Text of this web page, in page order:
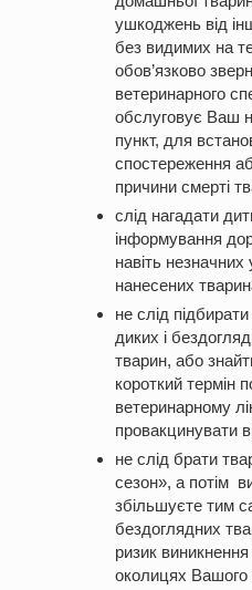
ушкоджень від
без видимих на
обов’язково
ветеринарного
обслуговує Ваш
пункт, для
спостереження
причини смерті
слід нагадати
інформування
навіть
нанесених
не слід
диких і
тварин, або
короткий термін
ветеринарному
провакцинувати
не слід брати
сезон», а потім
збільшуєте тим
бездоглядних
ризик
околицях Вашого